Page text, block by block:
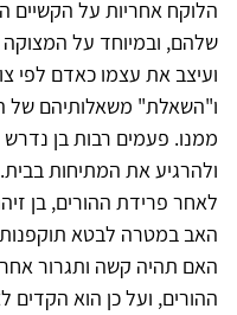
הלוקח אחריות על הקשיים
שלהם, ובמיוחד על
ועיצב את עצמו כאדם לפי
ו"השאלת" משאלותיהם של
ממנו. פעמים רבות בן נדרש
ולהרגיע את המתיחות
לאחר פרידת ההורים, בן
האב במטרה לבטא
האם תהיה קשה ותגרור
ההורים, ועל כן הוא הקדים